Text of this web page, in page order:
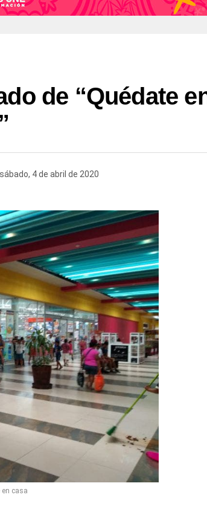
de “Quédate
sábado, 4 de abril de 2020
en casa